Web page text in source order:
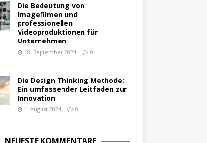
Die Bedeutung von
Imagefilmen und
professionellen
Videoproduktionen für
Unternehmen
18. September 2024 0
Die Design Thinking Methode:
Ein umfassender Leitfaden zur
Innovation
1. August 2024 0
NEUESTE KOMMENTARE